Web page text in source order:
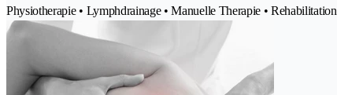
Physiotherapie • Lymphdrainage • Manuelle Therapie • Rehabilitation